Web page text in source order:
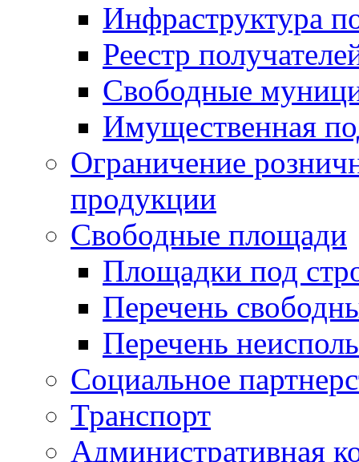
Инфраструктура
Реестр
Свободные
Имущественная
Ограничение
продукции
Свободные площади
Площадки под
Перечень
Перечень
Социальное
Транспорт
Административная